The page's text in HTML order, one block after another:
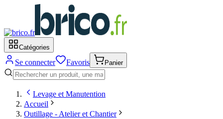
Catégories
Se connecter Favoris Panier
Levage et Manutention
Accueil
Outillage - Atelier et Chantier